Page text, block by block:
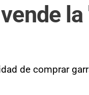
la
de comprar